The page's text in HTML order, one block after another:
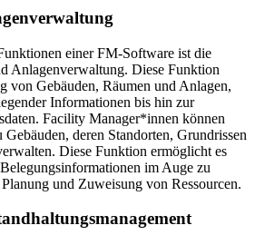
einer FM-Software ist die
Anlagenverwaltung. Diese Funktion
von Gebäuden, Räumen und Anlagen,
Informationen bis hin zur
Facility Manager*innen können
deren Standorten, Grundrissen
Diese Funktion ermöglicht es
im Auge zu
und Zuweisung von Ressourcen.